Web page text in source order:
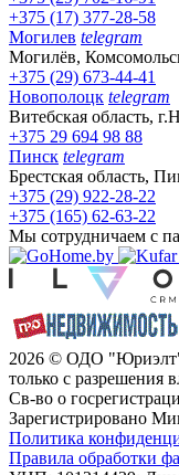
+375 (17) 377-28-58
Могилев telegram
Могилёв,
+375 (29) 673-44-41
Новополоцк telegram
Витебская область,
+375 29 694 98 88
Пинск telegram
Брестская область,
+375 (29) 922-28-22
+375 (165) 62-63-22
Мы сотрудничаем с
2026 © ОДО "Юриэлт".
только с разрешения
Св-во о
Зарегистрировано
Политика
Правила обработки